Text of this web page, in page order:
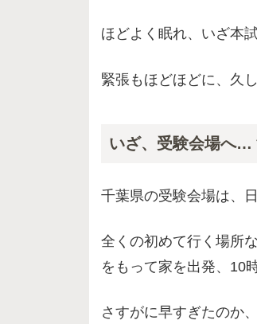
ほどよく眠れ、いざ本
緊張もほどほどに、久
いざ、受験会場へ…
千葉県の受験会場は、
全くの初めて行く場所
をもって家を出発、10
さすがに早すぎたのか